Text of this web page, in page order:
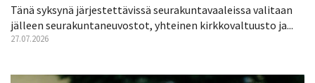
Tänä syksynä järjestettävissä seurakuntavaaleissa valitaan
jälleen seurakuntaneuvostot, yhteinen kirkkovaltuusto ja...
27.07.2026